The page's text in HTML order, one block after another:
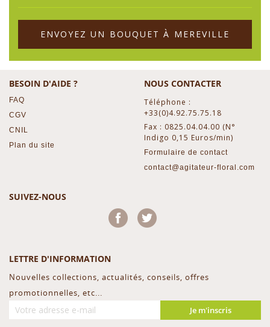
ENVOYEZ UN BOUQUET À MEREVILLE
BESOIN D'AIDE ?
FAQ
CGV
CNIL
Plan du site
NOUS CONTACTER
Téléphone :
+33(0)4.92.75.75.18
Fax : 0825.04.04.00 (N°
Indigo 0,15 Euros/min)
Formulaire de contact
contact@agitateur-floral.com
SUIVEZ-NOUS
Facebook
LETTRE D'INFORMATION
Nouvelles collections, actualités, conseils, offres
promotionnelles, etc...
Je m'inscris